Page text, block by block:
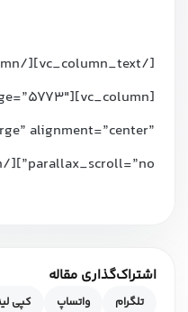
alignment=”center”
parallax_scroll=”no”][/vc_column][/vc_row]
اشتراک‌گذاری مقاله
تلگرام واتساپ کپی